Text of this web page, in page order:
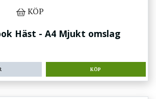
KÖP
Häst - A4 Mjukt omslag